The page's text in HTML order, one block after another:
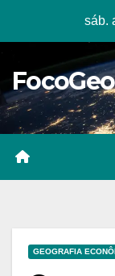
sáb.
FocoGeo
GEOGRAFIA